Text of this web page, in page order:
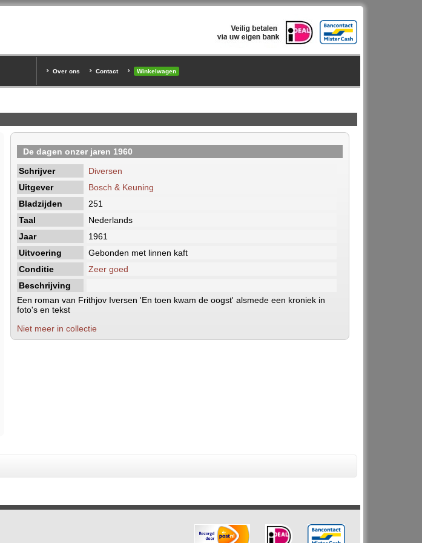
Over ons
Contact Winkelwagen
De dagen onzer jaren 1960
Schrijver
Diversen
Uitgever
Bosch & Keuning
Bladzijden
251
Taal
Nederlands
Jaar
1961
Uitvoering
Gebonden met linnen kaft
Conditie
Zeer goed
Beschrijving
Een roman van Frithjov Iversen 'En toen kwam de oogst' alsmede een kroniek in
foto's en tekst
Niet meer in collectie